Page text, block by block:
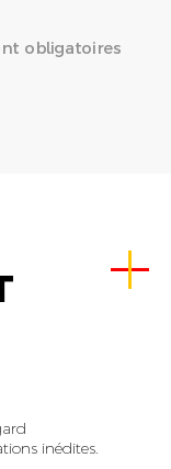
obligatoires
inédites.